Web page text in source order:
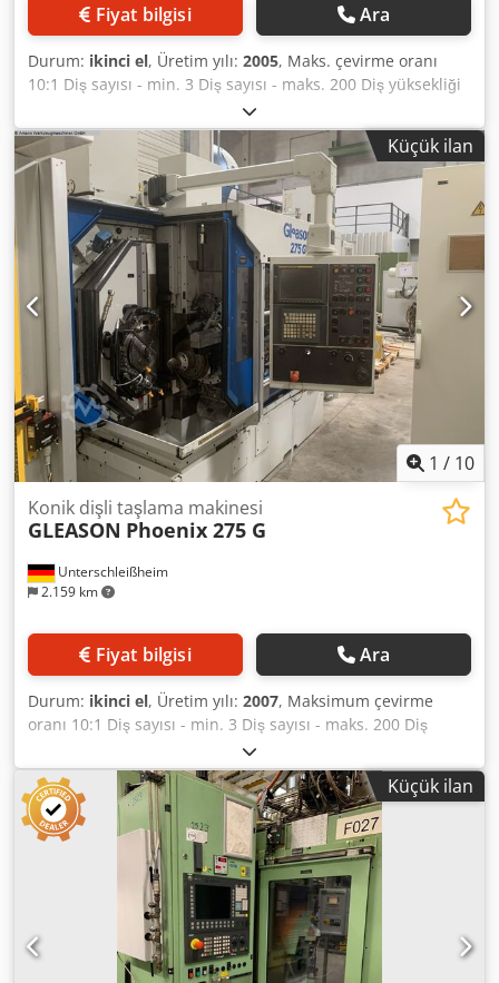
Fiyat bilgisi Ara
Durum: ikinci el, Üretim yılı: 2005, Maks. çevirme oranı
10:1 Diş sayısı - min. 3 Diş sayısı - maks. 200 Diş yüksekliği
20 mm Diş genişliği maks. 58 mm Takım çapı min. 69,85
mm Takım çapı maks. 230 mm x ekseni 325 mm y ekseni
350 mm z ekseni 470 mm İş parçası tablası - Ø 212,71 mm
b ekseni +90,1 / -1 ° Kontrol SIN 840 D SIEMENS Djdpfx
Agoynmm Es Tjck Toplam güç ihtiyacı 75 kW Makine ağırlığı
yaklaşık 10.000 kg Yer ihtiyacı yaklaşık 6,10 x 4,40 x 3,30 m
WAGURI EWAB yükleme hücresi ile, üretim yılı 2012
(Doğrusal yükleyici) Soğutma sıvısı filtrasyon sistemi
mevcut değil
Küçük ilan
1 / 10
Unterschleißheim
2.159 km
Konik dişli taşlama makinesi
GLEASON Phoenix 275 G
Fiyat bilgisi Ara
Durum: ikinci el, Üretim yılı: 2007, Maksimum çevirme
oranı 10:1 Diş sayısı - min. 3 Diş sayısı - maks. 200 Diş
yüksekliği 20 mm Minimum takım çapı 69,85 mm
Maksimum diş genişliği 58 mm Maksimum takım çapı 230
mm x-eksen 325 mm y-eksen 350 mm z-eksen 470 mm İş
parçası tablası - Ø 212,71 mm b-eksen +90,1 / -1 ° Kontrol
ünitesi 160 i - MB FANUC Toplam güç gereksinimi 75 kW
Makine ağırlığı yaklaşık 10.000 kg Alan ihtiyacı yaklaşık 6,10
x 4,40 x 3,30 m WAGURI EWAB robot hücresi ile (KUKA
robot) Soğutma sıvısı filtre sistemi yok Yangın söndürme
sistemi CO2 tüpleri olmadan Dedpoynbdlofx Ag Tsck Çeşitli
pompalar / toplama havuzları ile soğutma yağı geri dönüşü
Küçük ilan